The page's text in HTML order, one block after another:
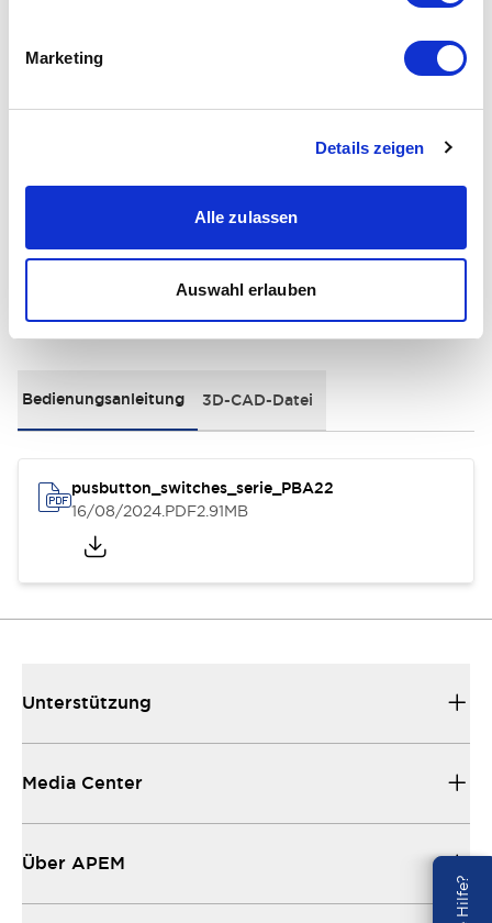
Marketing
Details zeigen
Alle zulassen
Auswahl erlauben
Distinctive Features
Dokumente und Dateien
Bedienungsanleitung 3D-CAD-Datei
pusbutton_switches_serie_PBA22
16/08/2024.PDF2.91MB
Unterstützung
Media Center
Über APEM